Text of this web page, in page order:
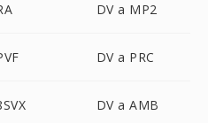
DV a MP2
DV a PRC
DV a AMB